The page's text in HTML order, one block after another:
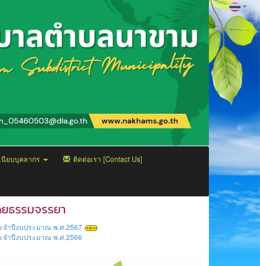
นียบบุคลากร ติดต่อเรา [Contact Us]
ธรรมจรรยา
จำปีงบประมาณ พ.ศ.2567
จำปีงบประมาณ พ.ศ.2566